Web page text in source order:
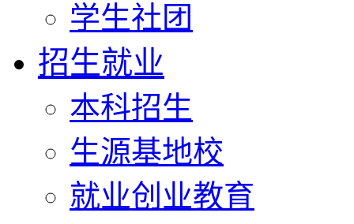
学生社团
招生就业
本科招生
生源基地校
就业创业教育